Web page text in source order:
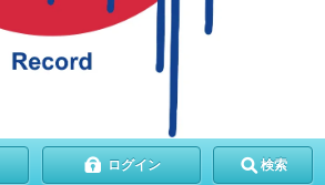
ログイン 検索